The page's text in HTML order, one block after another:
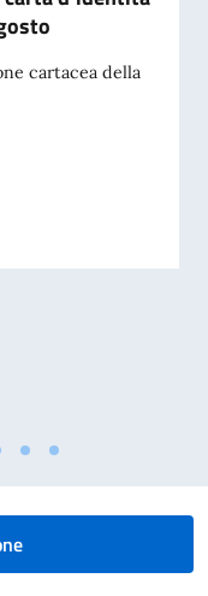
cartacea della
d’identità cartacea